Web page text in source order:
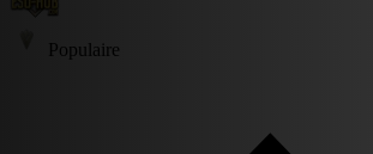
Populaire